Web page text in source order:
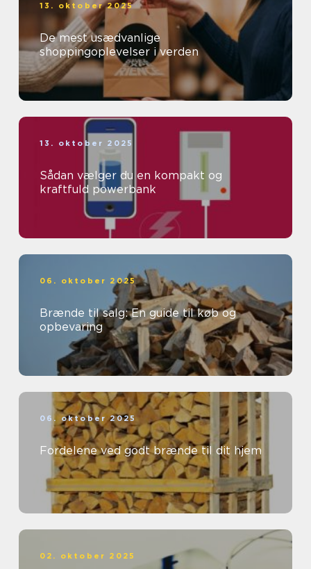
13. oktober 2025
De mest usædvanlige
shoppingoplevelser i verden
13. oktober 2025
Sådan vælger du en kompakt og
kraftfuld powerbank
06. oktober 2025
Brænde til salg: En guide til køb og
opbevaring
06. oktober 2025
Fordelene ved godt brænde til dit hjem
02. oktober 2025